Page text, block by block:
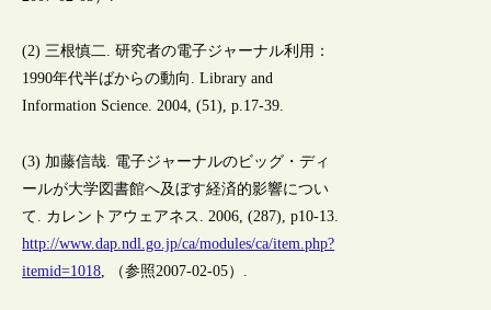
(2) 三根慎二. 研究者の電子ジャーナル利用：
1990年代半ばからの動向. Library and
Information Science. 2004, (51), p.17-39.
(3) 加藤信哉. 電子ジャーナルのビッグ・ディ
ールが大学図書館へ及ぼす経済的影響につい
て. カレントアウェアネス. 2006, (287), p10-13.
http://www.dap.ndl.go.jp/ca/modules/ca/item.php?
itemid=1018 , （参照2007-02-05）.